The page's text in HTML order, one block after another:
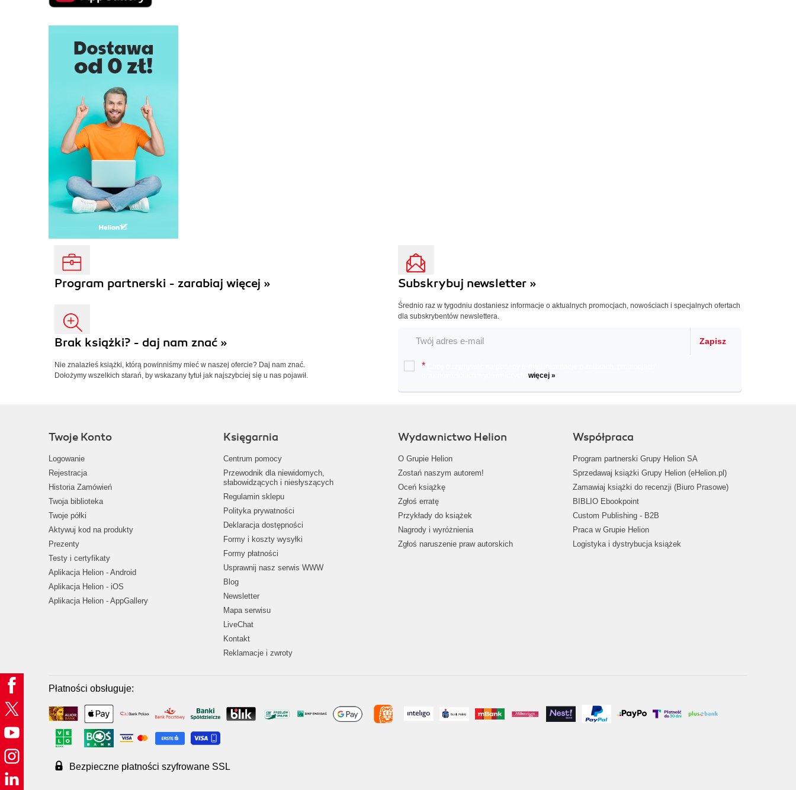
Program partnerski - zarabiaj więcej »
Brak książki? - daj nam znać »
Nie znalazłeś książki, którą powinniśmy mieć w naszej ofercie? Daj nam znać.
Dołożymy wszelkich starań, by wskazany tytuł jak najszybciej się u nas pojawił.
Subskrybuj newsletter »
Średnio raz w tygodniu dostaniesz informacje o aktualnych promocjach, nowościach i specjalnych ofertach
dla subskrybentów newslettera.
Zapisz
*
więcej »
Twoje Konto
Logowanie
Rejestracja
Historia Zamówień
Twoja biblioteka
Twoje półki
Aktywuj kod na produkty
Prezenty
Testy i certyfikaty
Aplikacja Helion - Android
Aplikacja Helion - iOS
Aplikacja Helion - AppGallery
Księgarnia
Centrum pomocy
Przewodnik dla niewidomych,
słabowidzących i niesłyszących
Regulamin sklepu
Polityka prywatności
Deklaracja dostępności
Formy i koszty wysyłki
Formy płatności
Usprawnij nasz serwis WWW
Blog
Newsletter
Mapa serwisu
LiveChat
Kontakt
Reklamacje i zwroty
Wydawnictwo Helion
O Grupie Helion
Zostań naszym autorem!
Oceń książkę
Zgłoś erratę
Przykłady do książek
Nagrody i wyróżnienia
Zgłoś naruszenie praw autorskich
Współpraca
Program partnerski Grupy Helion SA
Sprzedawaj książki Grupy Helion (eHelion.pl)
Zamawiaj książki do recenzji (Biuro Prasowe)
BIBLIO Ebookpoint
Custom Publishing - B2B
Praca w Grupie Helion
Logistyka i dystrybucja książek
Płatności obsługuje:
Bezpieczne płatności szyfrowane SSL